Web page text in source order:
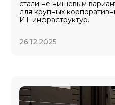
стали не нишевым
для крупных
ИТ-инфраструктур.
26.12.2025